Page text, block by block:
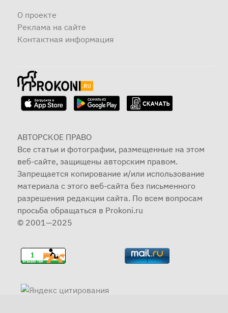
О проекте
Реклама на сайте
Контактная информация
АВТОРСКОЕ ПРАВО
Все статьи и фотографии, размещенные на этом
веб-сайте, защищены авторским правом.
Запрещается копирование и/или использование
материала с этого веб-сайта без письменного
разрешения редакции сайта. По всем вопросам
просьба обращаться в Prokoni.ru
© 2001—2025